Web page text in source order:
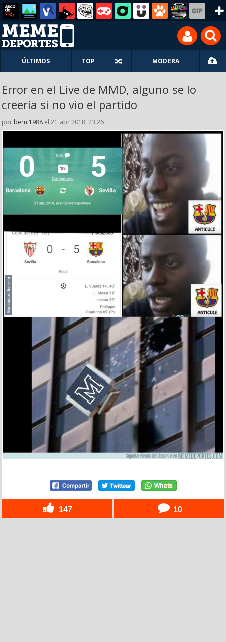
ÚLTIMOS TOP MODERA
Error en el Live de MMD, alguno se lo
creería si no vio el partido
por berni1988 el 21 abr 2018, 23:26
147 10